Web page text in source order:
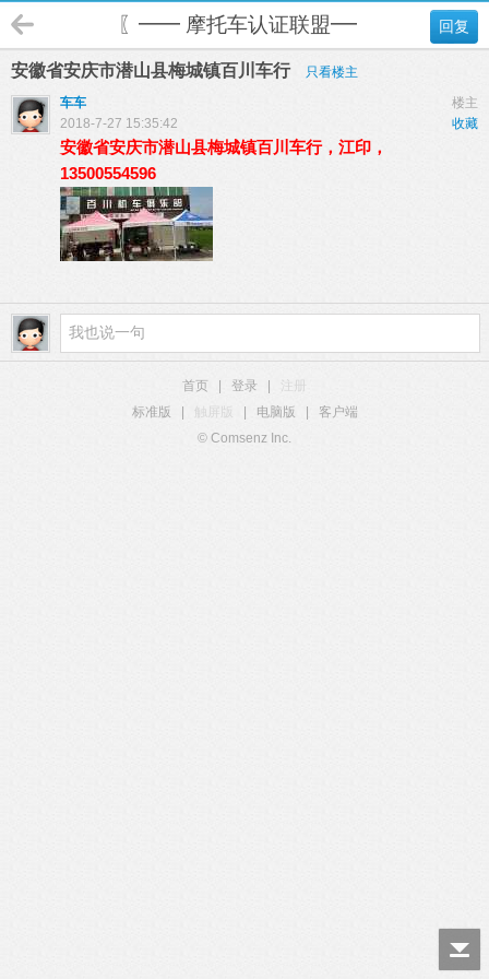
回复
〖━━ 摩托车认证联盟━━〗
安徽省安庆市潜山县梅城镇百川车行
只看楼主
楼主
车车
收藏
2018-7-27 15:35:42
安徽省安庆市潜山县梅城镇百川车行，江印，
13500554596
首页 登录
注册
标准版
触屏版 电脑版
客户端
© Comsenz Inc.